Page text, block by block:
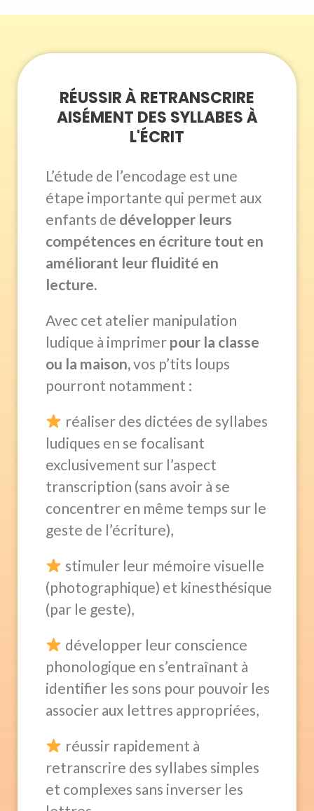
RÉUSSIR À RETRANSCRIRE
AISÉMENT DES SYLLABES À
L'ÉCRIT
L’étude de l’encodage est une
étape importante qui permet aux
enfants de développer leurs
compétences en écriture tout en
améliorant leur fluidité en
lecture.
Avec cet atelier manipulation
ludique à imprimer pour la classe
ou la maison,vos p’tits loups
pourront notamment :
réaliser des dictées de syllabes
ludiques en se focalisant
exclusivement sur l’aspect
transcription (sans avoir à se
concentrer en même temps sur le
geste de l’écriture),
stimuler leur mémoire visuelle
(photographique) et kinesthésique
(par le geste),
développer leur conscience
phonologique en s’entraînant à
identifier les sons pour pouvoir les
associer aux lettres appropriées,
réussir rapidement à
retranscrire des syllabes simples
et complexes sans inverser les